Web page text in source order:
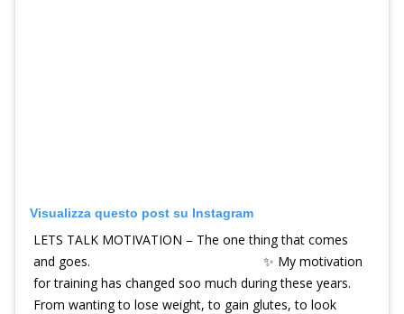
Visualizza questo post su Instagram
LETS TALK MOTIVATION – The one thing that comes
and goes. ⠀⠀⠀⠀⠀⠀⠀⠀⠀ ⠀⠀⠀⠀⠀⠀⠀⠀⠀ ✨ My motivation
for training has changed soo much during these years.
From wanting to lose weight, to gain glutes, to look